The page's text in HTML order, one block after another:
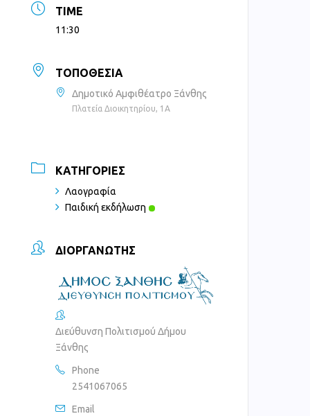
TIME
11:30
ΤΟΠΟΘΕΣΊΑ
Δημοτικό Αμφιθέατρο Ξάνθης
Πλατεία Διοικητηρίου, 1Α
ΚΑΤΗΓΟΡΊΕΣ
Λαογραφία
Παιδική εκδήλωση
ΔΙΟΡΓΑΝΩΤΉΣ
Διεύθυνση Πολιτισμού Δήμου
Ξάνθης
Phone
2541067065
Email